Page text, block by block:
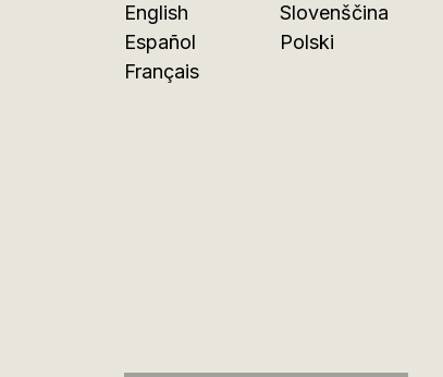
English
Español
Français
Slovenščina
Polski